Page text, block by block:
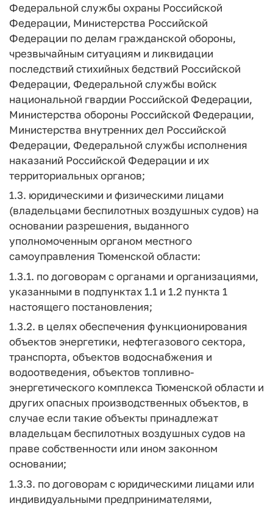
Федеральной службы охраны Российской
Федерации, Министерства Российской
Федерации по делам гражданской обороны,
чрезвычайным ситуациям и ликвидации
последствий стихийных бедствий Российской
Федерации, Федеральной службы войск
национальной гвардии Российской Федерации,
Министерства обороны Российской Федерации,
Министерства внутренних дел Российской
Федерации, Федеральной службы исполнения
наказаний Российской Федерации и их
территориальных органов;
1.3. юридическими и физическими лицами
(владельцами беспилотных воздушных судов) на
основании разрешения, выданного
уполномоченным органом местного
самоуправления Тюменской области:
1.3.1. по договорам с органами и организациями,
указанными в подпунктах 1.1 и 1.2 пункта 1
настоящего постановления;
1.3.2. в целях обеспечения функционирования
объектов энергетики, нефтегазового сектора,
транспорта, объектов водоснабжения и
водоотведения, объектов топливно-
энергетического комплекса Тюменской области и
других опасных производственных объектов, в
случае если такие объекты принадлежат
владельцам беспилотных воздушных судов на
праве собственности или ином законном
основании;
1.3.3. по договорам с юридическими лицами или
индивидуальными предпринимателями,